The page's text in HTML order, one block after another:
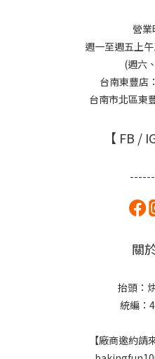
營業
週一至週五上
(週六
台南東豐店
台南市北區東
【 FB /
關
抬頭：
統編：
【廠商邀約請